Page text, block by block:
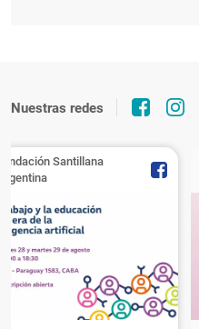
Nuestras redes
Santillana